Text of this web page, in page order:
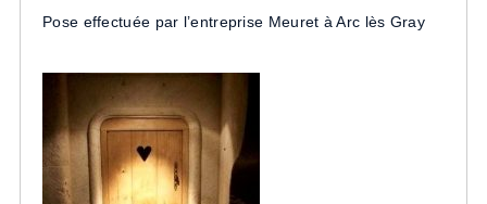
Pose effectuée par l’entreprise Meuret à Arc lès Gray